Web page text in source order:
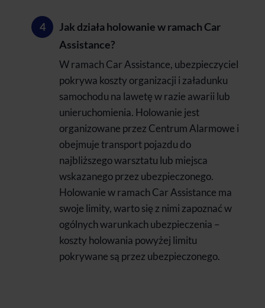
Jak działa holowanie w ramach Car
Assistance?
W ramach Car Assistance, ubezpieczyciel
pokrywa koszty organizacji i załadunku
samochodu na lawetę w razie awarii lub
unieruchomienia. Holowanie jest
organizowane przez Centrum Alarmowe i
obejmuje transport pojazdu do
najbliższego warsztatu lub miejsca
wskazanego przez ubezpieczonego.
Holowanie w ramach Car Assistance ma
swoje limity, warto się z nimi zapoznać w
ogólnych warunkach ubezpieczenia –
koszty holowania powyżej limitu
pokrywane są przez ubezpieczonego.